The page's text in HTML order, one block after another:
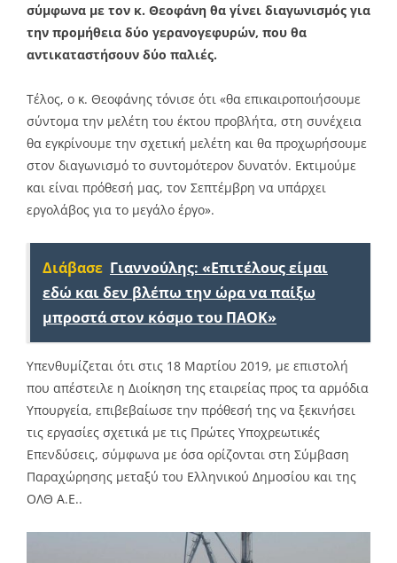
σύμφωνα με τον κ. Θεοφάνη θα γίνει διαγωνισμός για
την προμήθεια δύο γερανογεφυρών, που θα
αντικαταστήσουν δύο παλιές.
Τέλος, ο κ. Θεοφάνης τόνισε ότι «θα επικαιροποιήσουμε
σύντομα την μελέτη του έκτου προβλήτα, στη συνέχεια
θα εγκρίνουμε την σχετική μελέτη και θα προχωρήσουμε
στον διαγωνισμό το συντομότερον δυνατόν. Εκτιμούμε
και είναι πρόθεσή μας, τον Σεπτέμβρη να υπάρχει
εργολάβος για το μεγάλο έργο».
Διάβασε Γιαννούλης: «Επιτέλους είμαι
εδώ και δεν βλέπω την ώρα να παίξω
μπροστά στον κόσμο του ΠΑΟΚ»
Υπενθυμίζεται ότι στις 18 Μαρτίου 2019, με επιστολή
που απέστειλε η Διοίκηση της εταιρείας προς τα αρμόδια
Υπουργεία, επιβεβαίωσε την πρόθεσή της να ξεκινήσει
τις εργασίες σχετικά με τις Πρώτες Υποχρεωτικές
Επενδύσεις, σύμφωνα με όσα ορίζονται στη Σύμβαση
Παραχώρησης μεταξύ του Ελληνικού Δημοσίου και της
ΟΛΘ Α.Ε..